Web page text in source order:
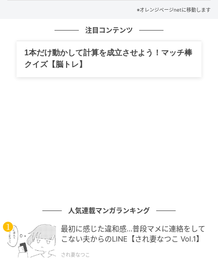
粗びき黒こしょう
オレンジページnet
※オレンジページnetに移動します
注目コンテンツ
1本だけ動かして計算を成立させよう！マッチ棒
クイズ【脳トレ】
人気連載マンガランキング
最初に感じた違和感…普段マメに連絡をして
こない夫からのLINE【され妻なつこ Vol.1】
され妻なつこ